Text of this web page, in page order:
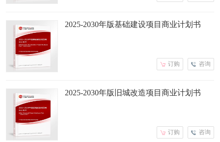
2025-2030年版基础建设项目商业计划书
咨询
订购
2025-2030年版旧城改造项目商业计划书
咨询
订购